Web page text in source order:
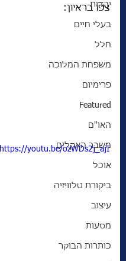
יהדות
בעלי חיים
חלל
משפחת המלוכה
פרימיום
Featured
האו"ם
משבר האקלים
אוכל
ביקורת טלוויזיה
עיצוב
מסעות
כותרות הבוקר
צפו בראיון:
https://youtu.be/ozWDs2j_ajI